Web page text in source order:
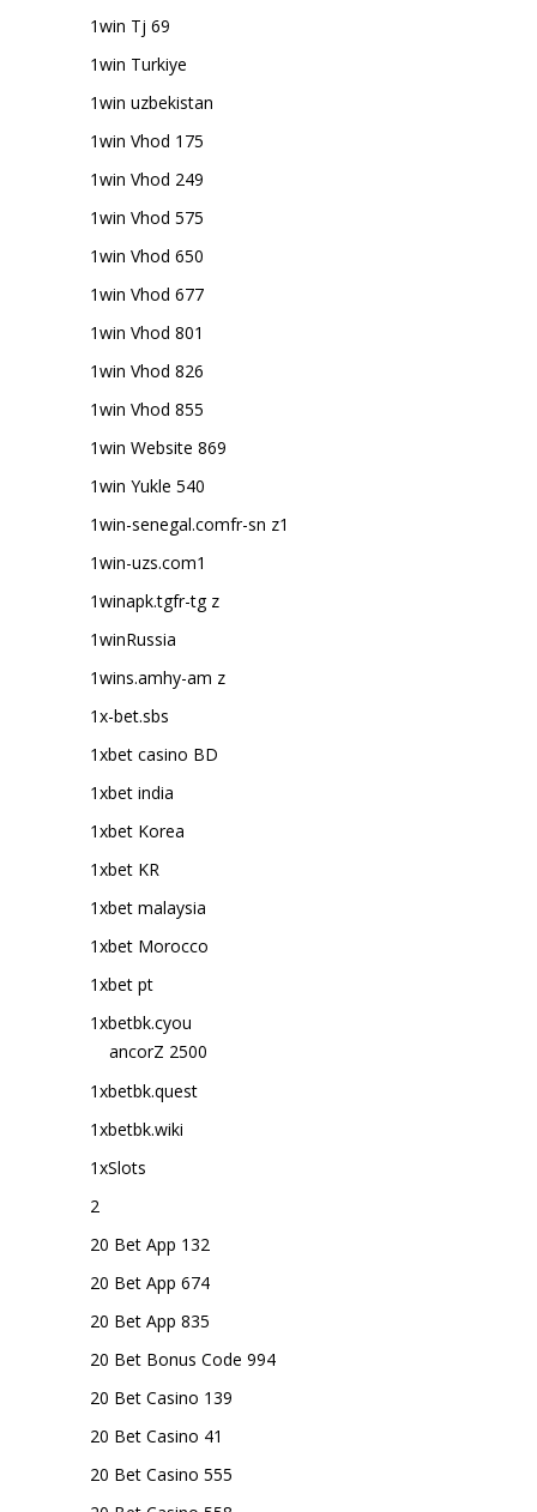
1win Tj 69
1win Turkiye
1win uzbekistan
1win Vhod 175
1win Vhod 249
1win Vhod 575
1win Vhod 650
1win Vhod 677
1win Vhod 801
1win Vhod 826
1win Vhod 855
1win Website 869
1win Yukle 540
1win-senegal.comfr-sn z1
1win-uzs.com1
1winapk.tgfr-tg z
1winRussia
1wins.amhy-am z
1x-bet.sbs
1xbet casino BD
1xbet india
1xbet Korea
1xbet KR
1xbet malaysia
1xbet Morocco
1xbet pt
1xbetbk.cyou
ancorZ 2500
1xbetbk.quest
1xbetbk.wiki
1xSlots
2
20 Bet App 132
20 Bet App 674
20 Bet App 835
20 Bet Bonus Code 994
20 Bet Casino 139
20 Bet Casino 41
20 Bet Casino 555